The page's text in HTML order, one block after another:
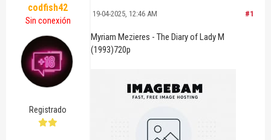
codfish42
Sin conexión
Registrado
#1
19-04-2025, 12:46 AM
Myriam Mezieres - The Diary of Lady M
(1993)720p